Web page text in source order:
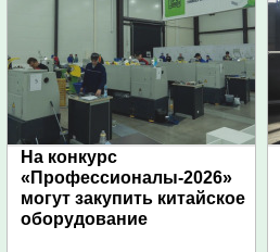
На конкурс
«Профессионалы-2026»
могут закупить китайское
оборудование